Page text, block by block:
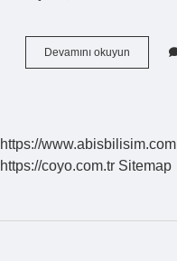
Devamını okuyun Asansör
Beyan
https://www.abisbilisim.com
https://coyo.com.tr Sitemap